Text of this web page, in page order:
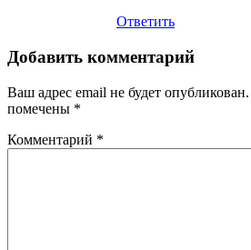
Ответить
Добавить комментарий
Ваш адрес email не будет опубликован.
помечены *
Комментарий *